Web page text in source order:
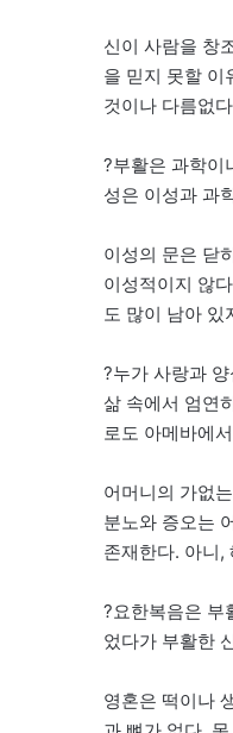
신이 사람을 창
을 믿지 못할 이
것이나 다름없
?부활은 과학이
성은 이성과 과
이성의 문은 닫
이성적이지 않
도 많이 남아 있
?누가 사랑과
삶 속에서 엄연
로도 아메바에
어머니의 가없
분노와 증오는
존재한다. 아니,
?요한복음은 부
었다가 부활한
영혼은 떡이나